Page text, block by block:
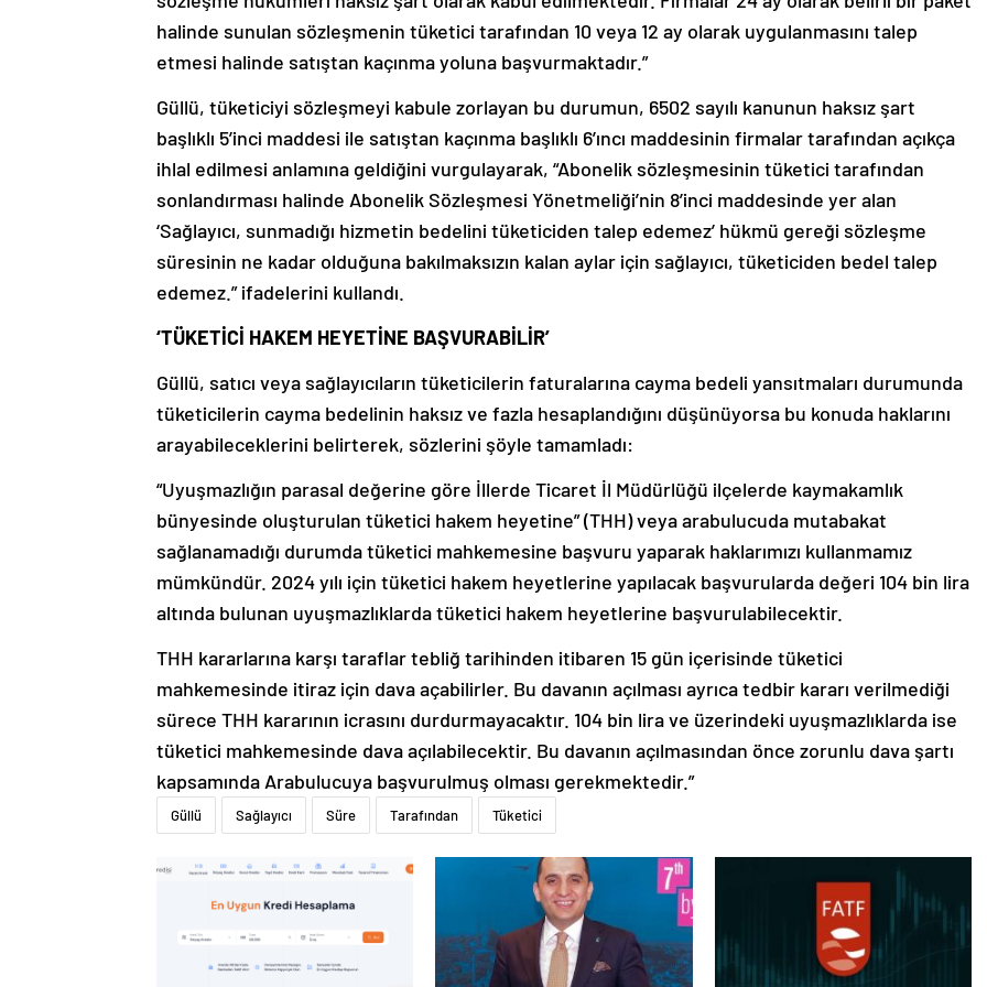
halinde sunulan sözleşmenin tüketici tarafından 10 veya 12 ay olarak uygulanmasını talep
etmesi halinde satıştan kaçınma yoluna başvurmaktadır.”
Güllü, tüketiciyi sözleşmeyi kabule zorlayan bu durumun, 6502 sayılı kanunun haksız şart
başlıklı 5’inci maddesi ile satıştan kaçınma başlıklı 6’ıncı maddesinin firmalar tarafından açıkça
ihlal edilmesi anlamına geldiğini vurgulayarak, “Abonelik sözleşmesinin tüketici tarafından
sonlandırması halinde Abonelik Sözleşmesi Yönetmeliği’nin 8’inci maddesinde yer alan
‘Sağlayıcı, sunmadığı hizmetin bedelini tüketiciden talep edemez’ hükmü gereği sözleşme
süresinin ne kadar olduğuna bakılmaksızın kalan aylar için sağlayıcı, tüketiciden bedel talep
edemez.” ifadelerini kullandı.
‘TÜKETİCİ HAKEM HEYETİNE BAŞVURABİLİR’
Güllü, satıcı veya sağlayıcıların tüketicilerin faturalarına cayma bedeli yansıtmaları durumunda
tüketicilerin cayma bedelinin haksız ve fazla hesaplandığını düşünüyorsa bu konuda haklarını
arayabileceklerini belirterek, sözlerini şöyle tamamladı:
“Uyuşmazlığın parasal değerine göre İllerde Ticaret İl Müdürlüğü ilçelerde kaymakamlık
bünyesinde oluşturulan tüketici hakem heyetine” (THH) veya arabulucuda mutabakat
sağlanamadığı durumda tüketici mahkemesine başvuru yaparak haklarımızı kullanmamız
mümkündür. 2024 yılı için tüketici hakem heyetlerine yapılacak başvurularda değeri 104 bin lira
altında bulunan uyuşmazlıklarda tüketici hakem heyetlerine başvurulabilecektir.
THH kararlarına karşı taraflar tebliğ tarihinden itibaren 15 gün içerisinde tüketici
mahkemesinde itiraz için dava açabilirler. Bu davanın açılması ayrıca tedbir kararı verilmediği
sürece THH kararının icrasını durdurmayacaktır. 104 bin lira ve üzerindeki uyuşmazlıklarda ise
tüketici mahkemesinde dava açılabilecektir. Bu davanın açılmasından önce zorunlu dava şartı
kapsamında Arabulucuya başvurulmuş olması gerekmektedir.”
Güllü Sağlayıcı Süre Tarafından Tüketici